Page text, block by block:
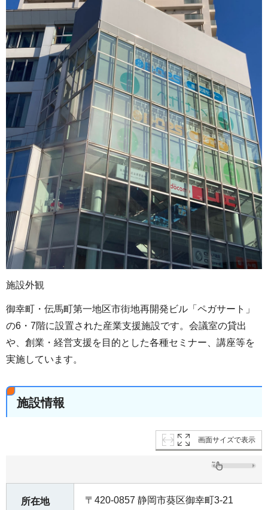
施設外観
御幸町・伝馬町第一地区市街地再開発ビル「ペガサート」
の6・7階に設置された産業支援施設です。会議室の貸出
や、創業・経営支援を目的とした各種セミナー、講座等を
実施しています。
施設情報
画面サイズで表示
所在地 〒420-0857 静岡市葵区御幸町3-21